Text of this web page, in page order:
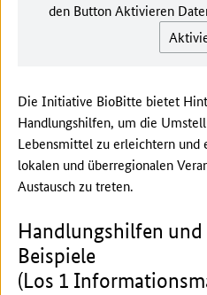
den Button Aktivieren
Die Initiative BioBitte bietet
Handlungshilfen, um die
Lebensmittel zu erleichtern
lokalen und überregionalen
Austausch zu treten.
Handlungshilfen
Beispiele
(Los 1